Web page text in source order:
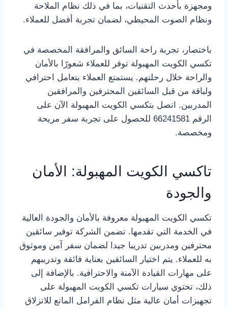
ومجهزة بأحدث التقنيات، بما في ذلك نظام الملاحة
ونظام الصوت المحيطي، لضمان تجربة أفضل للعملاء.
باختصار، تجربة راحة السائق والمرافقة المخصصة في
تكسي الكويت المهبولة توفر للعملاء شعورًا بالأمان
والراحة خلال رحلتهم. يستمتع العملاء بتعامل احترافي
ولباقة من قبل السائقين المحترفين والمرافقين
المدربين. اتصل بتكسي الكويت المهبولة الآن على
الرقم 66241581 للحصول على تجربة سفر مريحة
ومخصصة.
تاكسي الكويت المهبولة: الأمان
والجودة
تكسي الكويت المهبولة معروفة بالأمان والجودة العالية
في الخدمة التي تقدمها. تضمن الشركة توفير سائقين
محترفين ومدربين تدريبا جيدا لضمان سفر آمن وموثوق
به للعملاء. يتم اختيار السائقين بعناية فائقة وتدريبهم
على مهارات القيادة الآمنة والاحترافية. بالإضافة إلى
ذلك، تحتوي سيارات تكسي الكويت المهبولة على
تجهيزات أمان عالية مثل نظام الفرامل المانع للانزلاق